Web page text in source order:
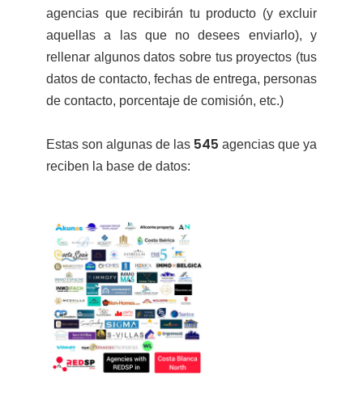
agencias que recibirán tu producto (y excluir
aquellas a las que no desees enviarlo), y
rellenar algunos datos sobre tus proyectos (tus
datos de contacto, fechas de entrega, personas
de contacto, porcentaje de comisión, etc.)
Estas son algunas de las 545 agencias que ya
reciben la base de datos: